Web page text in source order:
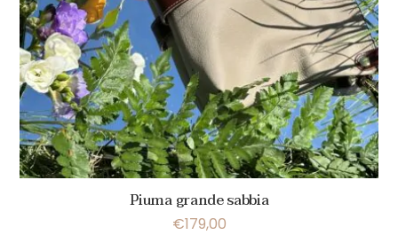
Piuma grande sabbia
€179,00